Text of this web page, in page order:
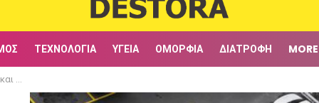
ΤΕΧΝΟΛΟΓΊΑ ΥΓΕΊΑ ΟΜΟΡΦΙΆ ΔΙΑΤΡΟΦΉ MORE
μετά